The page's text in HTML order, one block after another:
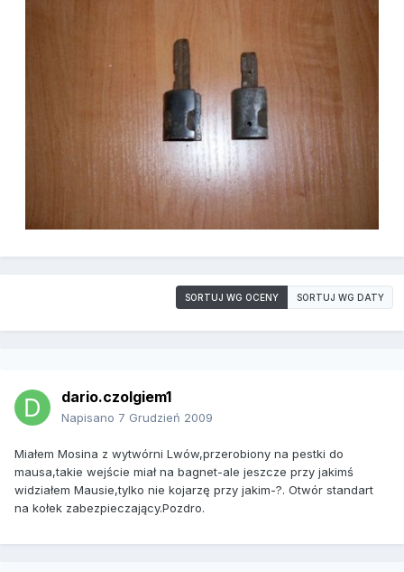
SORTUJ WG OCENY SORTUJ WG DATY
dario.czolgiem1
Napisano 7 Grudzień 2009
Miałem Mosina z wytwórni Lwów,przerobiony na pestki do
mausa,takie wejście miał na bagnet-ale jeszcze przy jakimś
widziałem Mausie,tylko nie kojarzę przy jakim-?. Otwór standart
na kołek zabezpieczający.Pozdro.